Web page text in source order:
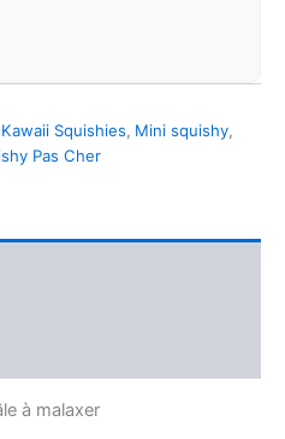
Kawaii Squishies, Mini squishy,
Pas Cher
à malaxer